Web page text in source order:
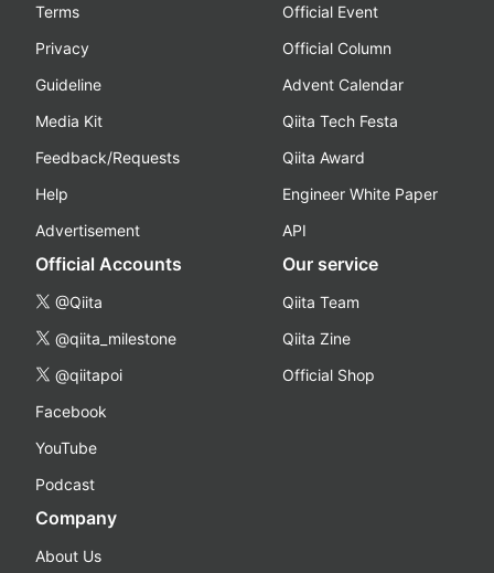
Terms
Privacy
Guideline
Media Kit
Feedback/Requests
Help
Advertisement
Official Event
Official Column
Advent Calendar
Qiita Tech Festa
Qiita Award
Engineer White Paper
API
Official Accounts
@Qiita
@qiita_milestone
@qiitapoi
Facebook
YouTube
Podcast
Our service
Qiita Team
Qiita Zine
Official Shop
Company
About Us